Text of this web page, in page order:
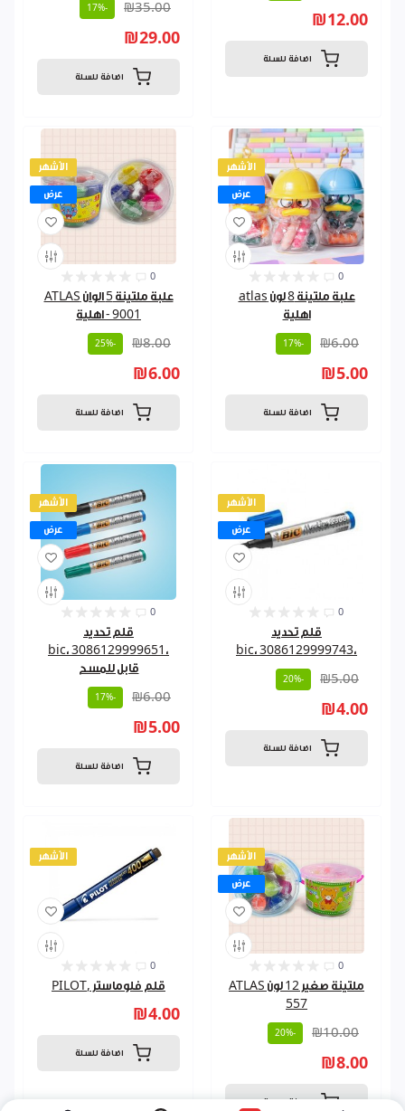
₪35.00
-17%
₪29.00
اضافة للسلة
₪12.00
اضافة للسلة
الأشهر
عرض
0
علبة ملتينة 5 الوان ATLAS
9001 - اهلية
₪8.00
-25%
₪6.00
اضافة للسلة
الأشهر
عرض
0
علبة ملتينة 8 لون atlas
اهلية
₪6.00
-17%
₪5.00
اضافة للسلة
الأشهر
عرض
0
قلم تحديد
،3086129999651 ،bic
قابل للمسح
₪6.00
-17%
₪5.00
اضافة للسلة
الأشهر
عرض
0
قلم تحديد
،3086129999743 ،bic
₪5.00
-20%
₪4.00
اضافة للسلة
الأشهر
0
قلم فلوماستر ,PILOT
₪4.00
اضافة للسلة
الأشهر
عرض
0
ملتينة صغير 12 لون ATLAS
557
₪10.00
-20%
₪8.00
اضافة للسلة